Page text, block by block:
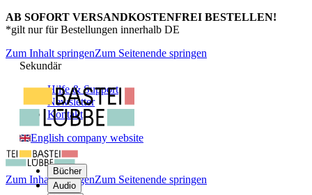
AB SOFORT VERSANDKOSTENFREI BESTELLEN!
*gilt nur für Bestellungen innerhalb DE
Zum Inhalt springenZum Seitenende springen
Sekundär
Hilfe & Support
Newsletter
Kontakt
English company website
Bücher
Audio
Zum Inhalt springenZum Seitenende springen